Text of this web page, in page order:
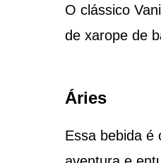
O clássico
de xarope de
Áries
Essa bebida é